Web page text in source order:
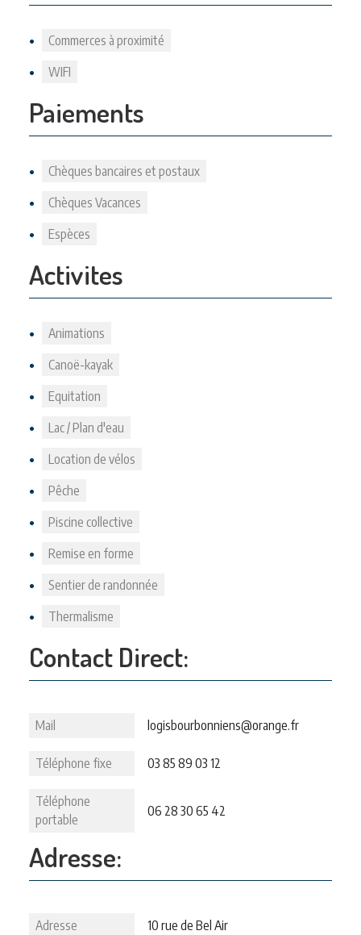
Commerces à proximité
WIFI
Paiements
Chèques bancaires et postaux
Chèques Vacances
Espèces
Activites
Animations
Canoë-kayak
Equitation
Lac / Plan d'eau
Location de vélos
Pêche
Piscine collective
Remise en forme
Sentier de randonnée
Thermalisme
Contact Direct:
Mail logisbourbonniens@orange.fr
Téléphone fixe 03 85 89 03 12
Téléphone
portable
06 28 30 65 42
Adresse:
Adresse 10 rue de Bel Air